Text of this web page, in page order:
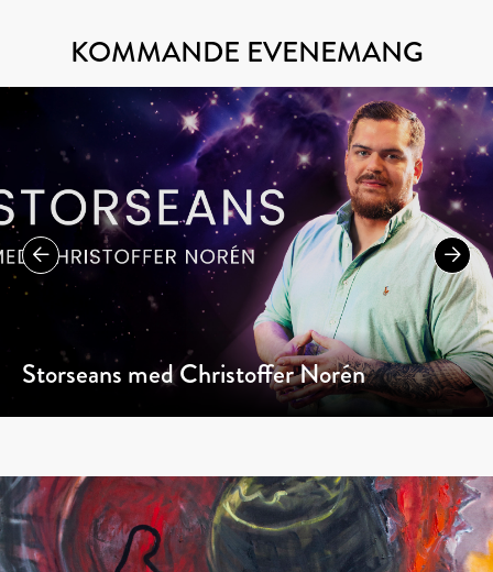
KOMMANDE EVENEMANG
Storseans med Christoffer Norén